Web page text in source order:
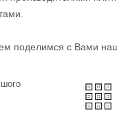
поделимся с Вами